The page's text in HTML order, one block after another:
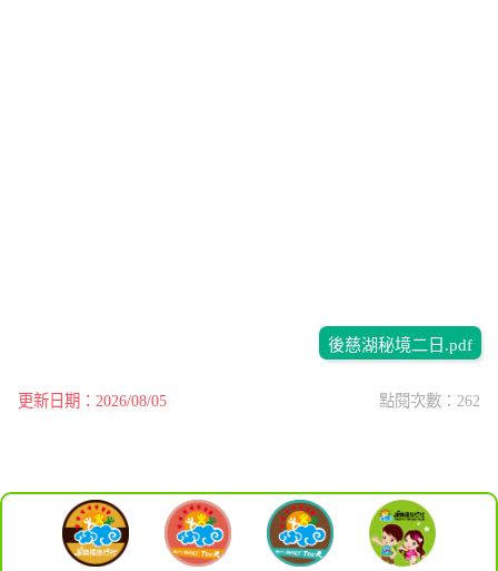
後慈湖秘境二日.pdf
更新日期：2026/08/05 點閱次數：262